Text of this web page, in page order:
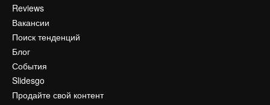
Reviews
Вакансии
Поиск тенденций
Блог
События
Slidesgo
Продайте свой контент